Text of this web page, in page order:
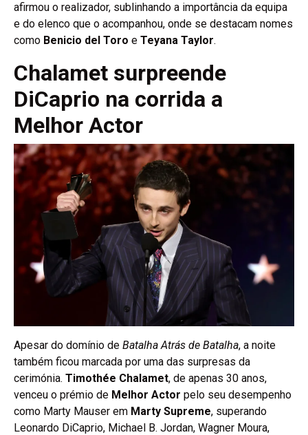
afirmou o realizador, sublinhando a importância da equipa
e do elenco que o acompanhou, onde se destacam nomes
como Benicio del Toro e Teyana Taylor.
Chalamet surpreende
DiCaprio na corrida a
Melhor Actor
Apesar do domínio de Batalha Atrás de Batalha, a noite
também ficou marcada por uma das surpresas da
cerimónia. Timothée Chalamet, de apenas 30 anos,
venceu o prémio de Melhor Actor pelo seu desempenho
como Marty Mauser em Marty Supreme, superando
Leonardo DiCaprio, Michael B. Jordan, Wagner Moura,